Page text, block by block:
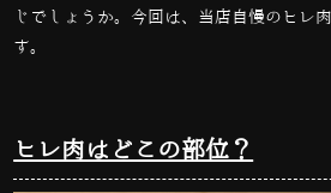
じでしょうか。今回は、当店自慢のヒレ
す。
ヒレ肉はどこの部位？